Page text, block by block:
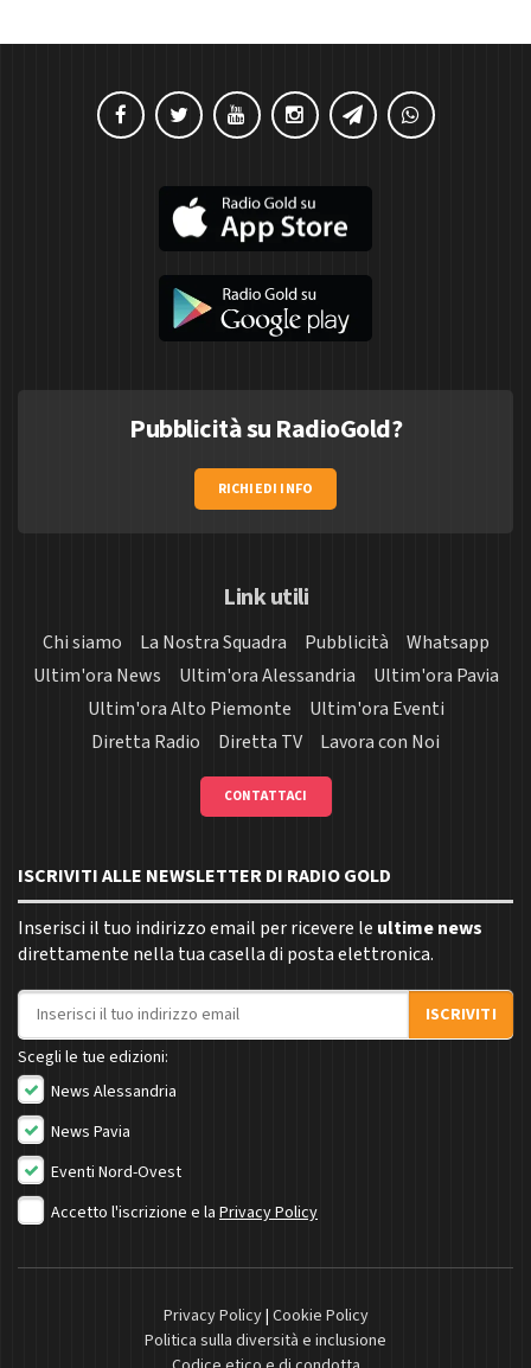
Pubblicità su RadioGold?
RICHIEDI INFO
Link utili
Chi siamo La Nostra Squadra Pubblicità
Whatsapp
Ultim'ora News
Ultim'ora Alessandria
Ultim'ora Pavia
Ultim'ora Alto Piemonte
Ultim'ora Eventi
Diretta Radio
Diretta TV Lavora con Noi
CONTATTACI
ISCRIVITI ALLE NEWSLETTER DI RADIO GOLD
Inserisci il tuo indirizzo email per ricevere le ultime news
direttamente nella tua casella di posta elettronica.
Indirizzo email
ISCRIVITI
Scegli le tue edizioni:
News Alessandria
News Pavia
Eventi Nord-Ovest
Accetto l'iscrizione e la Privacy Policy
Privacy Policy| Cookie Policy
Politica sulla diversità e inclusione